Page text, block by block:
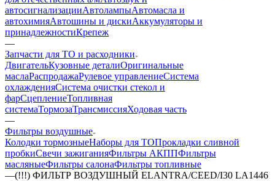
автосигнализацииАвтолампыАвтомасла и
автохимияАвтошины и дискиАккумуляторы и
принадлежностиКрепеж
—
Запчасти для ТО и расходники
ДвигательКузовные деталиОригинальные
маслаРаспродажаРулевое управлениеСистема
охлажденияСистема очистки стекол и
фарСцеплениеТопливная
системаТормозаТрансмиссияХодовая часть
—
Фильтры воздушные
Колодки тормозныеНаборы для ТОПрокладки сливной
пробкиСвечи зажиганияФильтры АКППФильтры
масляныеФильтры салонаФильтры топливные
—(!!!) ФИЛЬТР ВОЗДУШНЫЙ ELANTRA/CEED/I30 LA1446